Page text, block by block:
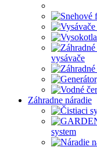
vysávače
Záhradne náradie
system